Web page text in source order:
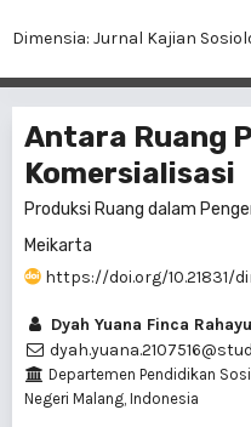
Dimensia: Jurnal Kajian
Antara Ruang
Komersialisasi
Produksi Ruang dalam
Meikarta
https://doi.org/10.21831/
Dyah Yuana Finca Rahayu
Departemen Pendidikan
Negeri Malang, Indonesia